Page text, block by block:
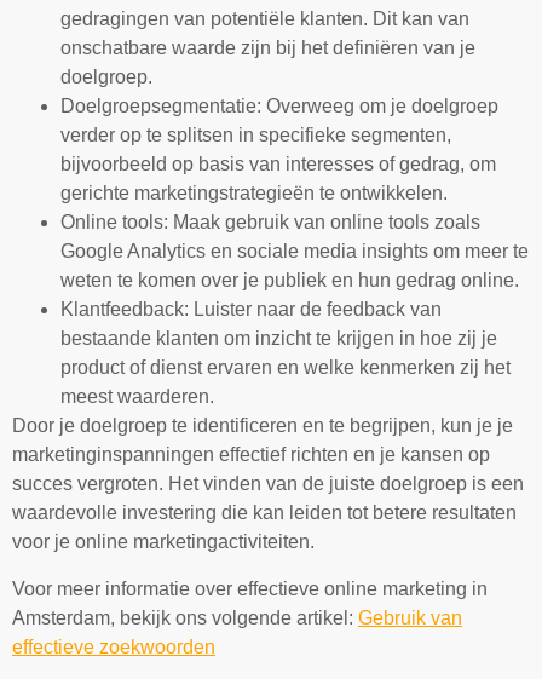
gedragingen van potentiële klanten. Dit kan van
onschatbare waarde zijn bij het definiëren van je
doelgroep.
Doelgroepsegmentatie: Overweeg om je doelgroep
verder op te splitsen in specifieke segmenten,
bijvoorbeeld op basis van interesses of gedrag, om
gerichte marketingstrategieën te ontwikkelen.
Online tools: Maak gebruik van online tools zoals
Google Analytics en sociale media insights om meer te
weten te komen over je publiek en hun gedrag online.
Klantfeedback: Luister naar de feedback van
bestaande klanten om inzicht te krijgen in hoe zij je
product of dienst ervaren en welke kenmerken zij het
meest waarderen.
Door je doelgroep te identificeren en te begrijpen, kun je je
marketinginspanningen effectief richten en je kansen op
succes vergroten. Het vinden van de juiste doelgroep is een
waardevolle investering die kan leiden tot betere resultaten
voor je online marketingactiviteiten.
Voor meer informatie over effectieve online marketing in
Amsterdam, bekijk ons volgende artikel: Gebruik van
effectieve zoekwoorden